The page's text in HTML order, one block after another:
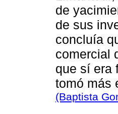
de
de sus
concluía
comercial
que sí era
tomó más
(Baptista